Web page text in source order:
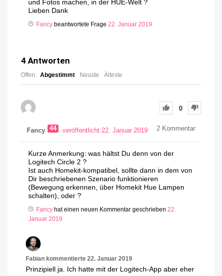
und Fotos machen, in der HUE-Welt ?
Lieben Dank
Fancy beantwortete Frage 22. Januar 2019
4 Antworten
Offen Abgestimmt Neuste Älteste
0
Fancy 44 veröffentlicht 22. Januar 2019 2 Kommentar
Kurze Anmerkung: was hältst Du denn von der
Logitech Circle 2 ?
Ist auch Homekit-kompatibel, sollte dann in dem von
Dir beschriebenen Szenario funktionieren
(Bewegung erkennen, über Homekit Hue Lampen
schalten), oder ?
Fancy hat einen neuen Kommentar geschrieben 22.
Januar 2019
Fabian kommentierte 22. Januar 2019
Prinzipiell ja. Ich hatte mit der Logitech-App aber eher